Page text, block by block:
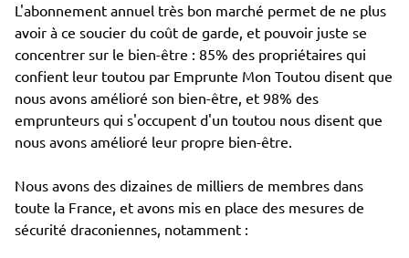
L'abonnement annuel très bon marché permet de ne plus
avoir à ce soucier du coût de garde, et pouvoir juste se
concentrer sur le bien-être : 85% des propriétaires qui
confient leur toutou par Emprunte Mon Toutou disent que
nous avons amélioré son bien-être, et 98% des
emprunteurs qui s'occupent d'un toutou nous disent que
nous avons amélioré leur propre bien-être.
Nous avons des dizaines de milliers de membres dans
toute la France, et avons mis en place des mesures de
sécurité draconiennes, notamment :